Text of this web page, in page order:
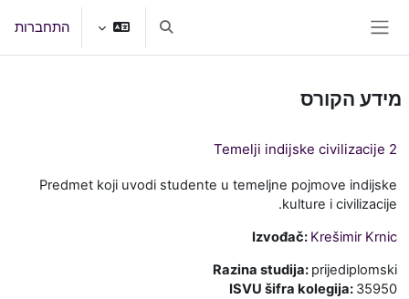
הצגה או הסתרה של קלט
התחברות
מידע הקורס
Temelji indijske civilizacije 2
Predmet koji uvodi studente u temeljne pojmove indijske
kulture i civilizacije.
Izvođač: Krešimir Krnic
Razina studija: prijediplomski
ISVU šifra kolegija: 35950